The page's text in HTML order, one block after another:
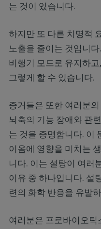
는 것이 있습니다.
하지만 또 다른 치명적
노출을 줄이는 것입니
비행기 모드로 유지하
그렇게 할 수 있습니다.
증거들은 또한 여러분
뇌축의 기능 장애와 관
는 것을 증명합니다. 이
이옴에 영향을 미치는
니다. 이는 설탕이 여러
이유 중 하나입니다. 설
련의 화학 반응을 유발
여러분은 프로바이오틱